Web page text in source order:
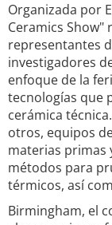
Organizada por
Ceramics
representantes
investigadores
enfoque de la
tecnologías que
cerámica
otros, equipos
materias primas
métodos para
térmicos, así
Birmingham, el